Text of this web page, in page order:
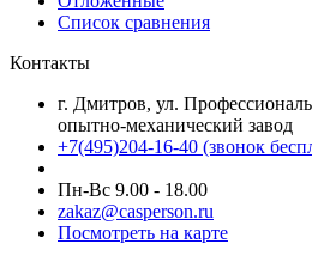
Список сравнения
Контакты
г. Дмитров, ул.
опытно-механический завод
+7(495)204-16-40 (звонок
Пн-Вс 9.00 - 18.00
zakaz@casperson.ru
Посмотреть на карте